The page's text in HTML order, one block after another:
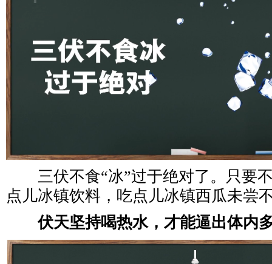
三伏不食“冰”过于绝对了。只要
点儿冰镇饮料，吃点儿冰镇西瓜未尝
伏天坚持喝热水，才能逼出体内